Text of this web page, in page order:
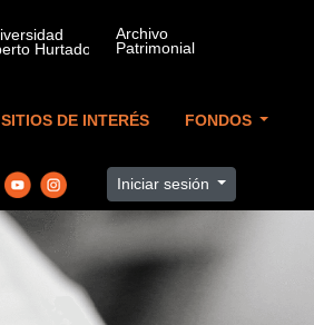
SITIOS DE INTERÉS FONDOS
Iniciar sesión